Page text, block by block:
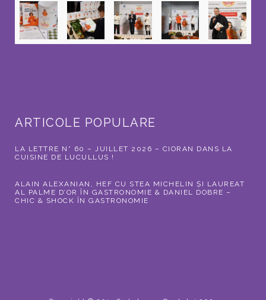
ARTICOLE POPULARE
LA LETTRE N° 60 – JUILLET 2026 – CIORAN DANS LA
CUISINE DE LUCULLUS !
ALAIN ALEXANIAN, HEF CU STEA MICHELIN ȘI LAUREAT
AL PALME D’OR ÎN GASTRONOMIE & DANIEL DOBRE –
CHIC & SHOCK ÎN GASTRONOMIE